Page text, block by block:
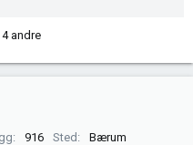
andre
916 Sted Bærum